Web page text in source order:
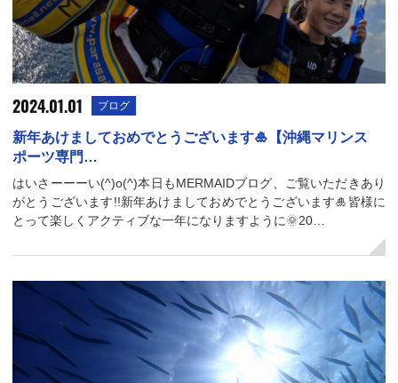
2024.01.01 ブログ
新年あけましておめでとうございます🎍【沖縄マリンス
ポーツ専門…
はいさーーーい(^)o(^)本日もMERMAIDブログ、ご覧いただきあり
がとうございます!!新年あけましておめでとうございます🎍皆様に
とって楽しくアクティブな一年になりますように🌞20…